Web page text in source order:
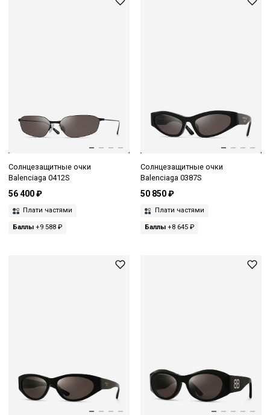
Солнцезащитные очки
Balenciaga 0412S
56 400 ₽
Плати частями
Баллы +9 588 ₽
Солнцезащитные очки
Balenciaga 0387S
50 850 ₽
Плати частями
Баллы+8 645 ₽